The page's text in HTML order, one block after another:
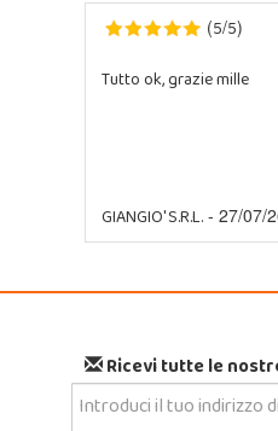
(5/5)
Tutto ok, grazie mille
GIANGIO' S.R.L.- 27/07/
Ricevi tutte le